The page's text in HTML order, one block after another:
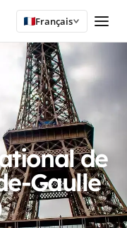
Français
de
Gaulle